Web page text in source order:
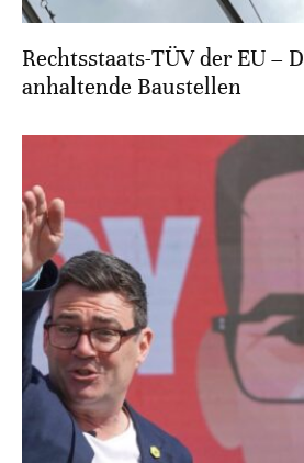
Rechtsstaats-TÜV der EU –
anhaltende Baustellen